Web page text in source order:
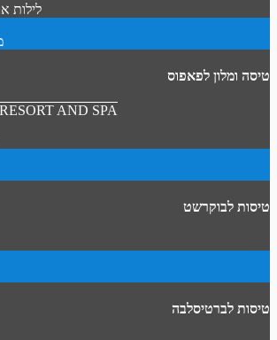
2 לילות
טיסה ומלון לפאפוס
AND SPA
טיסות לבוקרשט
טיסות לברטיסלבה